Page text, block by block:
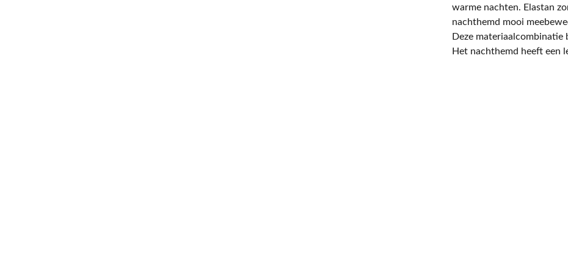
warme nachten. Elastan
nachthemd mooi
Deze
Het nachthemd heeft een